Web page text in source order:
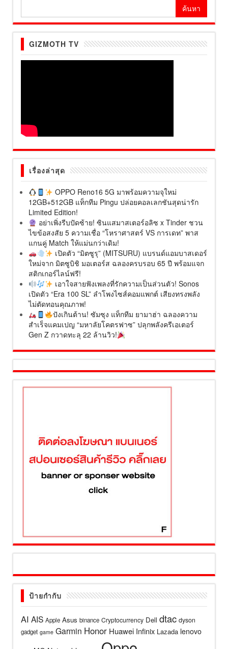
GIZMOTH TV
เรื่องล่าสุด
OPPO Reno16 5G มาพร้อมความจุใหม่
12GB+512GB แท็กทีม Pingu ปล่อยคอลเลกชันสุดน่ารัก
Limited Edition!
อย่าเพิ่งรีบปัดซ้าย! ซินแสมาสเตอร์อลิซ x Tinder ชวน
ไขข้อสงสัย 5 ความเชื่อ “โหราศาสตร์ VS การเดท” พาส
แกนคู่ Match ให้แม่นกว่าเดิม!
เปิดตัว “มิตซูรุ” (MITSURU) แบรนด์แอมบาสเดอร์
ใหม่จาก มิตซูบิชิ มอเตอร์ส ฉลองครบรอบ 65 ปี พร้อมแจก
สติกเกอร์ไลน์ฟรี!
เอาใจสายฟังเพลงที่รักความเป็นส่วนตัว! Sonos
เปิดตัว “Era 100 SL” ลำโพงไซส์คอมแพกต์ เสียงทรงพลัง
ไม่ตัดทอนคุณภาพ!
ปังเกินต้าน! ซัมซุง แท็กทีม ยามาฮ่า ฉลองความ
สำเร็จแคมเปญ “มหาลัยโคตรฟาซ” ปลุกพลังครีเอเตอร์
Gen Z กวาดทะลุ 22 ล้านวิว!
ป้ายกำกับ
AI AIS Apple Asus binance Cryptocurrency Dell dtac dyson
gadget game Garmin Honor Huawei Infinix Lazada lenovo